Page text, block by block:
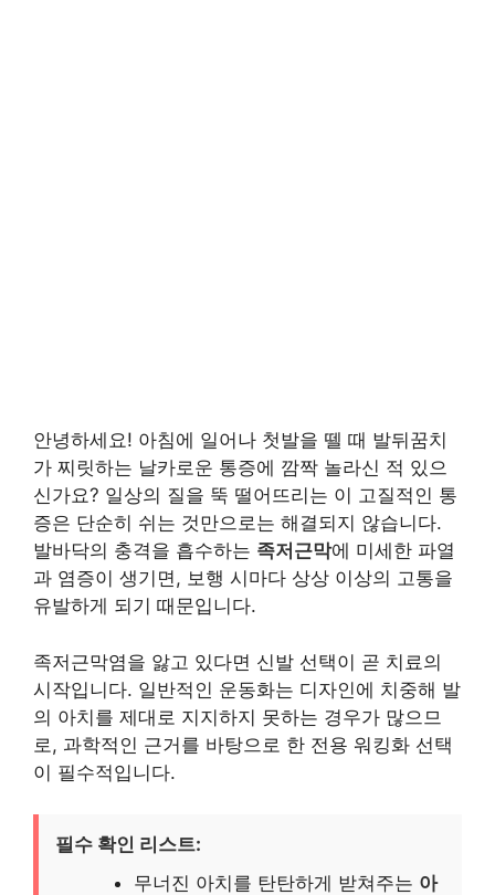
안녕하세요! 아침에 일어나 첫발을 뗄 때 발뒤꿈치
가 찌릿하는 날카로운 통증에 깜짝 놀라신 적 있으
신가요? 일상의 질을 뚝 떨어뜨리는 이 고질적인 통
증은 단순히 쉬는 것만으로는 해결되지 않습니다.
발바닥의 충격을 흡수하는 족저근막에 미세한 파열
과 염증이 생기면, 보행 시마다 상상 이상의 고통을
유발하게 되기 때문입니다.
족저근막염을 앓고 있다면 신발 선택이 곧 치료의
시작입니다. 일반적인 운동화는 디자인에 치중해 발
의 아치를 제대로 지지하지 못하는 경우가 많으므
로, 과학적인 근거를 바탕으로 한 전용 워킹화 선택
이 필수적입니다.
필수 확인 리스트:
무너진 아치를 탄탄하게 받쳐주는 아